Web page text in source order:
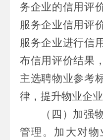
务企业的信用评
服务企业信用评
服务企业进行信
布信用评价结果
主选聘物业参考
律，提升物业企
（四） 加强
管理。 加大对物